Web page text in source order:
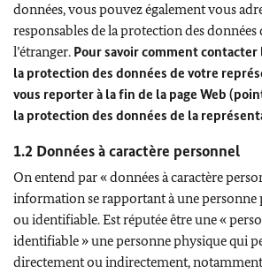
données, vous pouvez également vous
responsables de la protection des données
l’étranger. Pour savoir comment
la protection des données de votre
vous reporter à la fin de la page Web
la protection des données de la
1.2 Données à caractère personnel
On entend par « données à caractère
information se rapportant à une personne
ou identifiable. Est réputée être une «
identifiable » une personne physique qui
directement ou indirectement,